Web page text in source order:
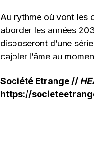
Au rythme où vont les
aborder les années
disposeront d’une
cajoler l’âme au
Société Etrange //
https://